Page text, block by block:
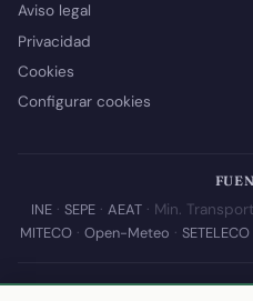
Aviso legal
Privacidad
Cookies
Configurar cookies
INE· SEPE· AEAT· Min.
MITECO· Open-Meteo · SETELECO
© 2026 Callejear.com —